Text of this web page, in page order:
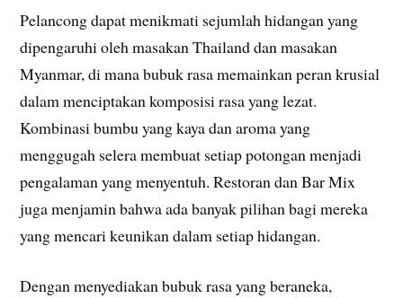
Pelancong dapat menikmati sejumlah hidangan yang
dipengaruhi oleh masakan Thailand dan masakan
Myanmar, di mana bubuk rasa memainkan peran krusial
dalam menciptakan komposisi rasa yang lezat.
Kombinasi bumbu yang kaya dan aroma yang
menggugah selera membuat setiap potongan menjadi
pengalaman yang menyentuh. Restoran dan Bar Mix
juga menjamin bahwa ada banyak pilihan bagi mereka
yang mencari keunikan dalam setiap hidangan.
Dengan menyediakan bubuk rasa yang beraneka,